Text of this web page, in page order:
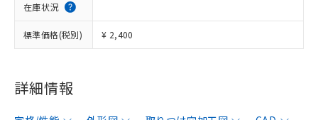
在庫状況
標準価格(税別) ¥ 2,400
詳細情報